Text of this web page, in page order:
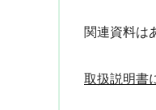
関連資料は
取扱説明書